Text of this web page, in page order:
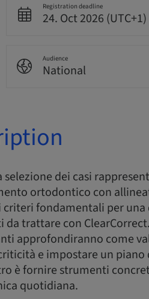
Registration deadline
24. Oct 2026 (UTC+1)
Audience
National
selezione dei casi
ortodontico con
fondamentali per una
da trattare con
approfondiranno come
e impostare un
è fornire strumenti
quotidiana.